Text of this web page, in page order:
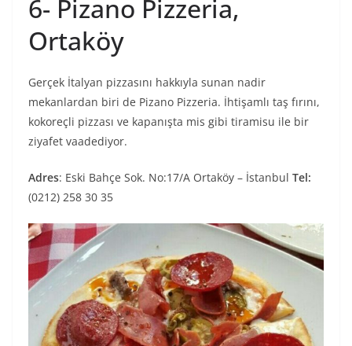
6- Pizano Pizzeria,
Ortaköy
Gerçek İtalyan pizzasını hakkıyla sunan nadir
mekanlardan biri de Pizano Pizzeria. İhtişamlı taş fırını,
kokoreçli pizzası ve kapanışta mis gibi tiramisu ile bir
ziyafet vaadediyor.
Adres: Eski Bahçe Sok. No:17/A Ortaköy – İstanbul Tel:
(0212) 258 30 35